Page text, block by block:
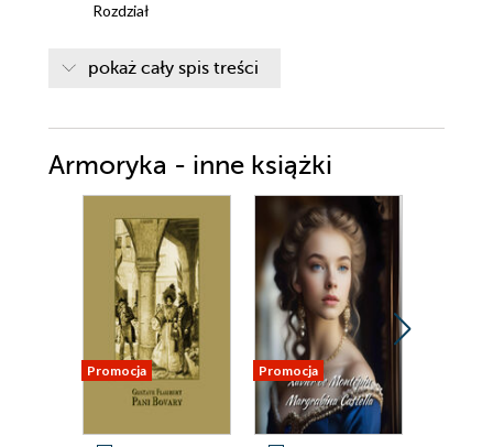
Rozdział
pokaż cały spis treści
Armoryka - inne książki
Promocja Promocja